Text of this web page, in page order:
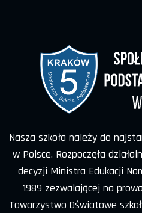
Nasza szkoła należy do
w Polsce. Rozpoczęła
decyzji Ministra Edukacji
1989 zezwalającej na
Towarzystwo Oświatowe